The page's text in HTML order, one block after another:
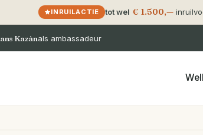
INRUILACTIE tot wel € 1.500,—
Kazànals ambassadeur